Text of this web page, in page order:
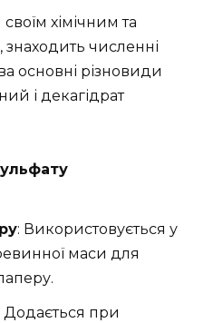
хімічним та
численні
основні різновиди
і декагідрат
: Використовується у
маси для
Додається при